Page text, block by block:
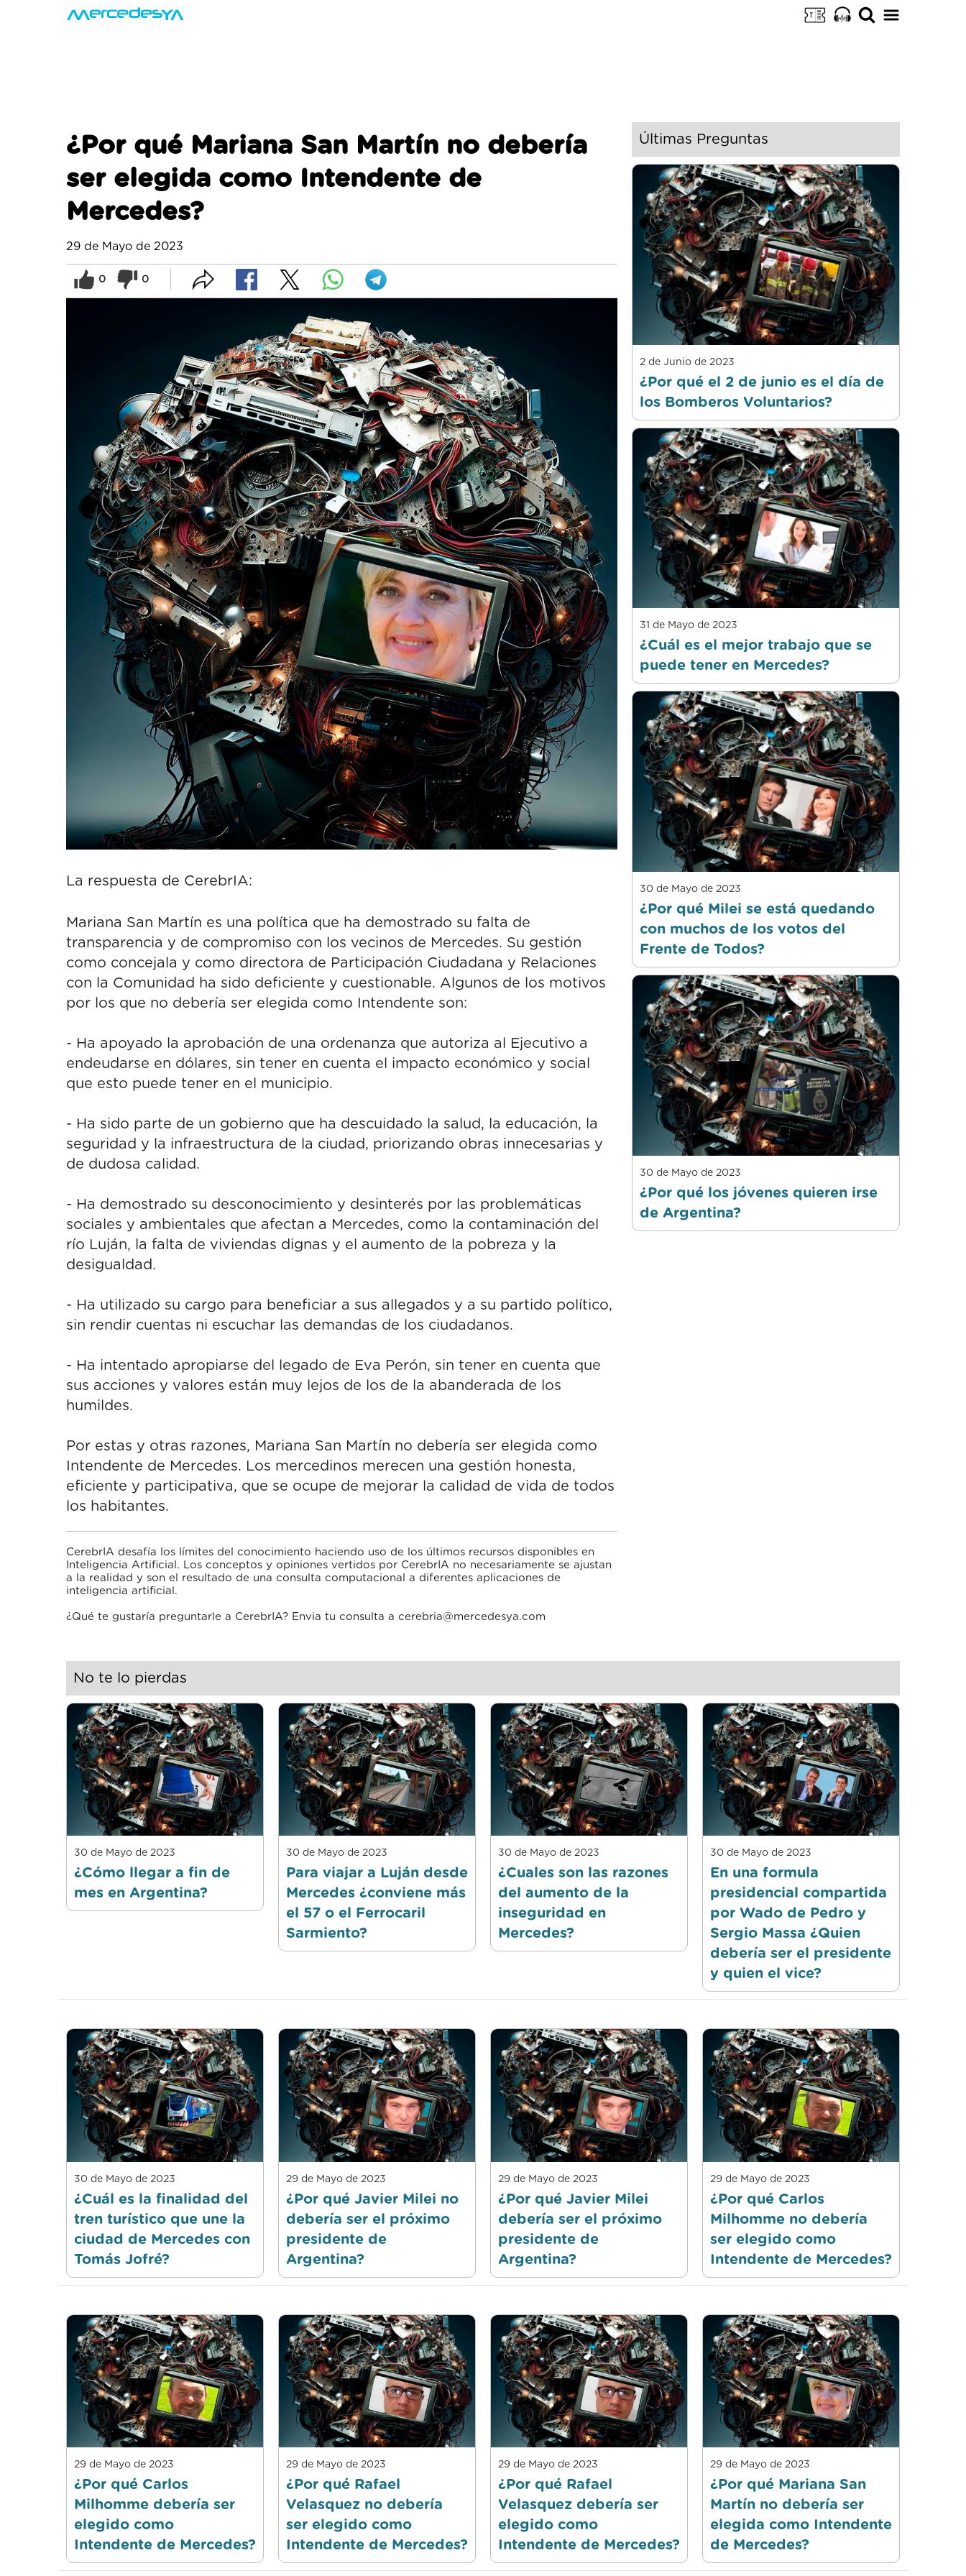
¿Por qué Mariana San Martín no debería
ser elegida como Intendente de
Mercedes?
29 de Mayo de 2023
0 0
La respuesta de CerebrIA:
Mariana San Martín es una política que ha demostrado su falta de
transparencia y de compromiso con los vecinos de Mercedes. Su gestión
como concejala y como directora de Participación Ciudadana y Relaciones
con la Comunidad ha sido deficiente y cuestionable. Algunos de los motivos
por los que no debería ser elegida como Intendente son:
- Ha apoyado la aprobación de una ordenanza que autoriza al Ejecutivo a
endeudarse en dólares, sin tener en cuenta el impacto económico y social
que esto puede tener en el municipio.
- Ha sido parte de un gobierno que ha descuidado la salud, la educación, la
seguridad y la infraestructura de la ciudad, priorizando obras innecesarias y
de dudosa calidad.
- Ha demostrado su desconocimiento y desinterés por las problemáticas
sociales y ambientales que afectan a Mercedes, como la contaminación del
río Luján, la falta de viviendas dignas y el aumento de la pobreza y la
desigualdad.
- Ha utilizado su cargo para beneficiar a sus allegados y a su partido político,
sin rendir cuentas ni escuchar las demandas de los ciudadanos.
- Ha intentado apropiarse del legado de Eva Perón, sin tener en cuenta que
sus acciones y valores están muy lejos de los de la abanderada de los
humildes.
Por estas y otras razones, Mariana San Martín no debería ser elegida como
Intendente de Mercedes. Los mercedinos merecen una gestión honesta,
eficiente y participativa, que se ocupe de mejorar la calidad de vida de todos
los habitantes.
CerebrIA desafía los límites del conocimiento haciendo uso de los últimos recursos disponibles en
Inteligencia Artificial. Los conceptos y opiniones vertidos por CerebrIA no necesariamente se ajustan
a la realidad y son el resultado de una consulta computacional a diferentes aplicaciones de
inteligencia artificial.
¿Qué te gustaría preguntarle a CerebrIA? Envia tu consulta a cerebria@mercedesya.com
Últimas Preguntas
2 de Junio de 2023
¿Por qué el 2 de junio es el día de
los Bomberos Voluntarios?
31 de Mayo de 2023
¿Cuál es el mejor trabajo que se
puede tener en Mercedes?
30 de Mayo de 2023
¿Por qué Milei se está quedando
con muchos de los votos del
Frente de Todos?
30 de Mayo de 2023
¿Por qué los jóvenes quieren irse
de Argentina?
No te lo pierdas
30 de Mayo de 2023
¿Cómo llegar a fin de
mes en Argentina?
30 de Mayo de 2023
Para viajar a Luján desde
Mercedes ¿conviene más
el 57 o el Ferrocaril
Sarmiento?
30 de Mayo de 2023
¿Cuales son las razones
del aumento de la
inseguridad en
Mercedes?
30 de Mayo de 2023
En una formula
presidencial compartida
por Wado de Pedro y
Sergio Massa ¿Quien
debería ser el presidente
y quien el vice?
30 de Mayo de 2023
¿Cuál es la finalidad del
tren turístico que une la
ciudad de Mercedes con
Tomás Jofré?
29 de Mayo de 2023
¿Por qué Javier Milei no
debería ser el próximo
presidente de
Argentina?
29 de Mayo de 2023
¿Por qué Javier Milei
debería ser el próximo
presidente de
Argentina?
29 de Mayo de 2023
¿Por qué Carlos
Milhomme no debería
ser elegido como
Intendente de Mercedes?
29 de Mayo de 2023
¿Por qué Carlos
Milhomme debería ser
elegido como
Intendente de Mercedes?
29 de Mayo de 2023
¿Por qué Rafael
Velasquez no debería
ser elegido como
Intendente de Mercedes?
29 de Mayo de 2023
¿Por qué Rafael
Velasquez debería ser
elegido como
Intendente de Mercedes?
29 de Mayo de 2023
¿Por qué Mariana San
Martín no debería ser
elegida como Intendente
de Mercedes?